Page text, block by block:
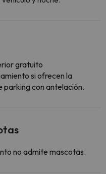
gratuito
si ofrecen la
parking con antelación.
no admite mascotas.